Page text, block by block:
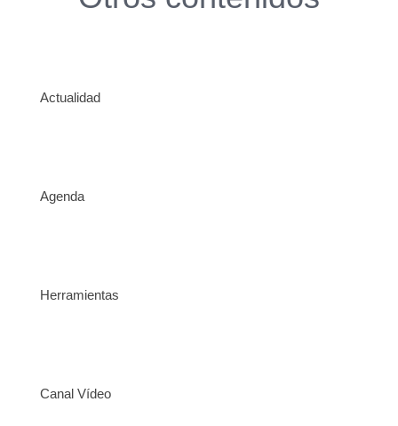
Actualidad
Agenda
Herramientas
Canal Vídeo